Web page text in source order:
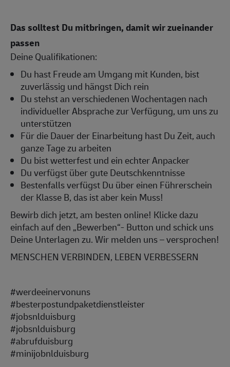
Das solltest Du mitbringen, damit wir zueinander
passen
Deine Qualifikationen:
Du hast Freude am Umgang mit Kunden, bist
zuverlässig und hängst Dich rein
Du stehst an verschiedenen Wochentagen nach
individueller Absprache zur Verfügung, um uns zu
unterstützen
Für die Dauer der Einarbeitung hast Du Zeit, auch
ganze Tage zu arbeiten
Du bist wetterfest und ein echter Anpacker
Du verfügst über gute Deutschkenntnisse
Bestenfalls verfügst Du über einen Führerschein
der Klasse B, das ist aber kein Muss!
Bewirb dich jetzt, am besten online! Klicke dazu
einfach auf den „Bewerben“- Button und schick uns
Deine Unterlagen zu. Wir melden uns – versprochen!
MENSCHEN VERBINDEN, LEBEN VERBESSERN
#werdeeinervonuns
#besterpostundpaketdienstleister
#jobsnlduisburg
#jobsnlduisburg
#abrufduisburg
#minijobnlduisburg